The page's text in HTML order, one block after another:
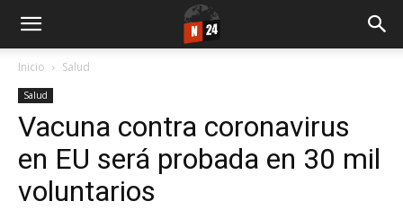
Inicio Salud
Salud
Vacuna contra coronavirus
en EU será probada en 30 mil
voluntarios